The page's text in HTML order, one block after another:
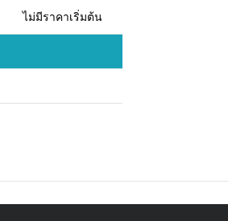
ไม่มีราคาเริ่มต้น